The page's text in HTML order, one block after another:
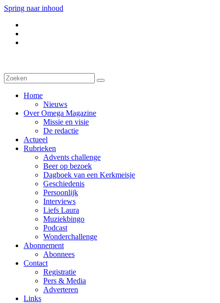
Spring naar inhoud
Home
Nieuws
Over Omega Magazine
Missie en visie
De redactie
Actueel
Rubrieken
Advents challenge
Beer op bezoek
Dagboek van een Kerkmeisje
Geschiedenis
Persoonlijk
Interviews
Liefs Laura
Muziekbingo
Podcast
Wonderchallenge
Abonnement
Abonnees
Contact
Registratie
Pers & Media
Adverteren
Links